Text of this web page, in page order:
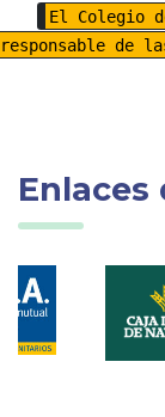
El Colegio
responsable de
Enlaces